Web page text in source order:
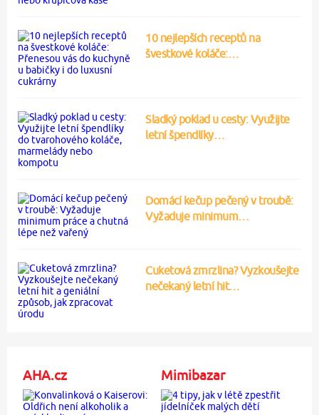
10 nejlepších receptů na
švestkové koláče:…
Sladký poklad u cesty: Využijte
letní špendlíky…
Domácí kečup pečený v troubě:
Vyžaduje minimum…
Cuketová zmrzlina? Vyzkoušejte
nečekaný letní hit…
AHA.cz Mimibazar